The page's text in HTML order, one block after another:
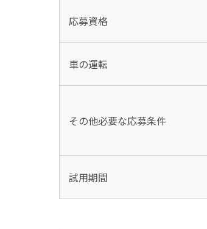
応募資格
車の運転
その他必要な応募条件
試用期間